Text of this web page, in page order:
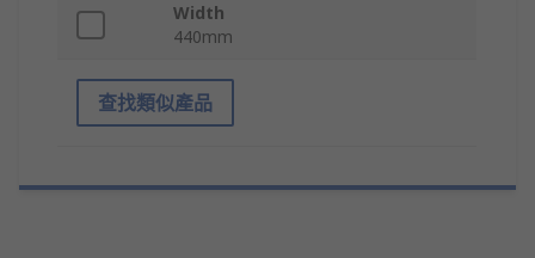
Width
440mm
查找類似產品